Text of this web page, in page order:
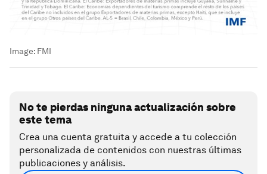
Image: FMI
No te pierdas ninguna actualización sobre
este tema
Crea una cuenta gratuita y accede a tu colección
personalizada de contenidos con nuestras últimas
publicaciones y análisis.